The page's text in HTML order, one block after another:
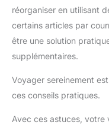
réorganiser en utilisant
certains articles par
être une solution
supplémentaires.
Voyager sereinement
ces conseils pratiques.
Avec ces astuces, votre